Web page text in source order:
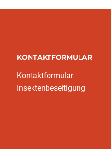
KONTAKTFORMULAR
Kontaktformular
Insektenbeseitigung